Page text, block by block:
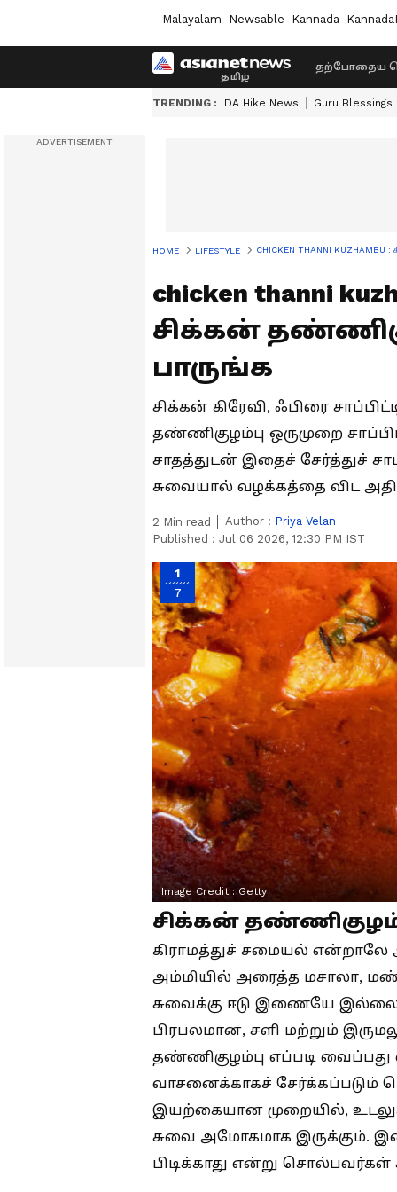
Malayalam Newsable Kannada
தற்போதைய
TRENDING : DA Hike News Guru Blessings
HOME LIFESTYLE CHICKEN THANNI KUZHAMBU
chicken thanni
சிக்கன்
பாருங்க
சிக்கன் கிரேவி, ஃபிரை
தண்ணிகுழம்பு ஒருமுறை
சாதத்துடன் இதைச் சேர்த்துச்
சுவையால் வழக்கத்தை விட
2 Min read Author : Priya Velan
Published : Jul 06 2026, 12:30 PM IST
1
7
Image Credit : Getty
சிக்கன்
கிராமத்துச் சமையல் என்றாலே
அம்மியில் அரைத்த மசாலா, மண்
சுவைக்கு ஈடு இணையே
பிரபலமான, சளி மற்றும்
தண்ணிகுழம்பு எப்படி
வாசனைக்காகச் சேர்க்கப்படும்
இயற்கையான முறையில்,
சுவை அமோகமாக இருக்கும்.
பிடிக்காது என்று சொல்பவர்கள்